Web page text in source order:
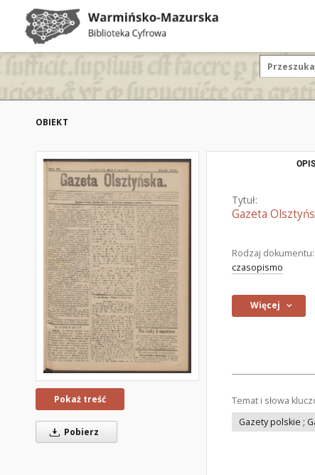
OBIEKT
Pokaż treść
Pobierz
OPIS
Tytuł:
Gazeta
Rodzaj dokumentu:
czasopismo
Więcej
Temat i słowa
Gazety polskie ;